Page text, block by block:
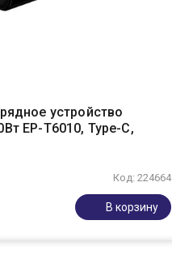
устройство
EP-T6010, Type-C,
Код: 224664
В корзину